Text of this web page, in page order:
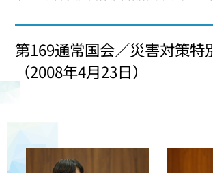
第169通常国会／災害対策特
（2008年4月23日）